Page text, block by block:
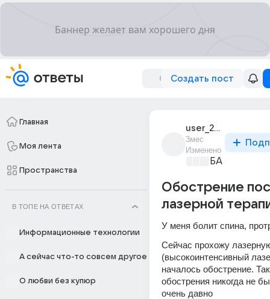
Создать пост
Главная
Моя лента
Пространства
В ТОПЕ НА ОТВЕТАХ
Информационные технологии
А сейчас что-то совсем другое
О любви без купюр
user_288402954
3мес
Изменено
БАДы и
Обострение
лазерной
У меня болит спина,
Сейчас прохожу
(высокоинтенсивный
началось обострение.
обострения никогда не
очень давно